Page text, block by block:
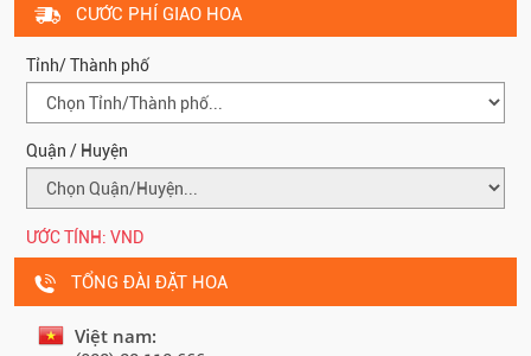
CƯỚC PHÍ GIAO HOA
Tỉnh/ Thành phố
Quận / Huyện
ƯỚC TÍNH: VND
TỔNG ĐÀI ĐẶT HOA
Việt nam: